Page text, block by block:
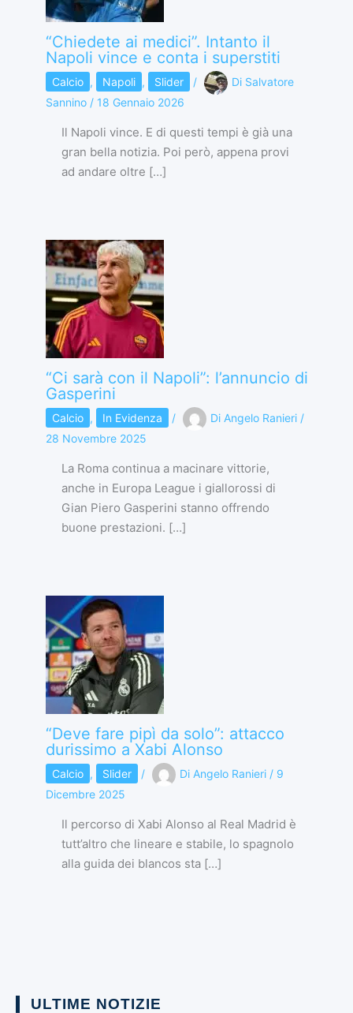
“Chiedete ai medici”. Intanto il
Napoli vince e conta i superstiti
Calcio , Napoli , Slider / Di Salvatore
Sannino / 18 Gennaio 2026
Il Napoli vince. E di questi tempi è già una
gran bella notizia. Poi però, appena provi
ad andare oltre […]
“Ci sarà con il Napoli”: l’annuncio di
Gasperini
Calcio , In Evidenza / Di Angelo Ranieri /
28 Novembre 2025
La Roma continua a macinare vittorie,
anche in Europa League i giallorossi di
Gian Piero Gasperini stanno offrendo
buone prestazioni. […]
“Deve fare pipì da solo”: attacco
durissimo a Xabi Alonso
Calcio , Slider / Di Angelo Ranieri / 9
Dicembre 2025
Il percorso di Xabi Alonso al Real Madrid è
tutt’altro che lineare e stabile, lo spagnolo
alla guida dei blancos sta […]
ULTIME NOTIZIE